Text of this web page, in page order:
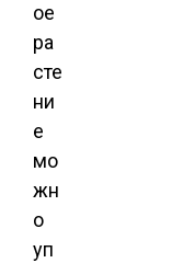
ое
ра
сте
ни
е
мо
жн
о
уп